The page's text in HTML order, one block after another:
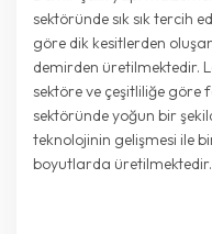
sektöründe sık sık tercih
göre dik kesitlerden
demirden üretilmektedir.
sektöre ve çeşitliliğe göre
sektöründe yoğun bir
teknolojinin gelişmesi ile
boyutlarda üretilmektedir.